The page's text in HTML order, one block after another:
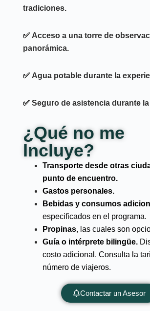
tradiciones.
✅ Acceso a una torre de
panorámica.
✅ Agua potable durante la
✅ Seguro de asistencia durante
¿Qué no me
Incluye?
Transporte desde otras
punto de encuentro.
Gastos personales.
Bebidas y consumos
especificados en el programa.
Propinas, las cuales son
Guía o intérprete bilingüe.
costo adicional. Consulta la
número de viajeros.
Contactar un Asesor